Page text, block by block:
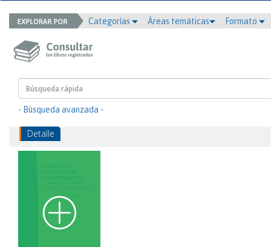
Categorías Áreas temáticas Formato
- Búsqueda avanzada -
Detalle